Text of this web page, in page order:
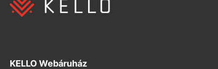
KELLO Webáruház